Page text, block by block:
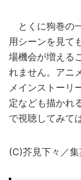
とくに狗巻の
用シーンを見て
場機会が増える
れません。アニ
メインストーリ
定なども描かれ
で視聴してみて
(C)芥見下々／